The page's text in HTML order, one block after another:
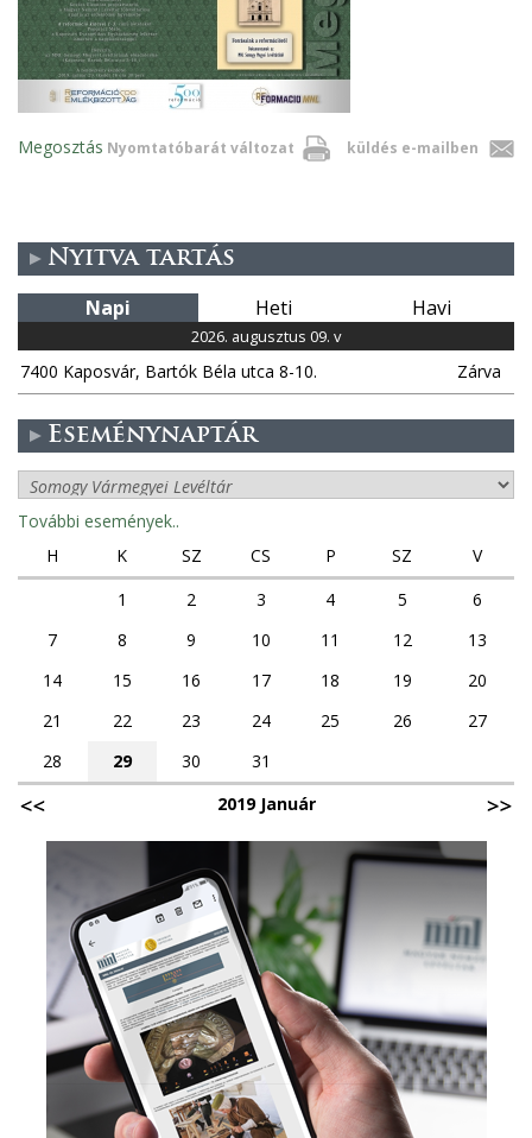
Nyomtatóbarát változat küldés e-mailben
Megosztás
Nyitva tartás
Napi Heti Havi
2026. augusztus 09. v
7400 Kaposvár, Bartók Béla utca 8-10. Zárva
Eseménynaptár
További események..
H
K SZ CS P SZ
V
1
2 3 4 5
6
7
8 9 10 11 12
13
14
15 16 17 18 19
20
21
22 23 24 25 26
27
28
29 30
31
2019 Január